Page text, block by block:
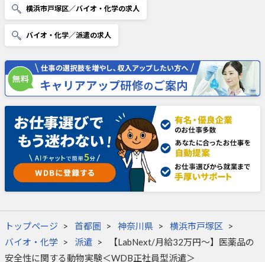
横浜市戸塚区／バイオ・化学の求人
バイオ・化学／派遣の求人
トップページ 首都圏 神奈川県
横浜市戸塚区
バイオ・化学
派遣
【LabNext/月給32万円～】医薬品の
安全性に関する動物実験＜WDB正社員型派遣＞